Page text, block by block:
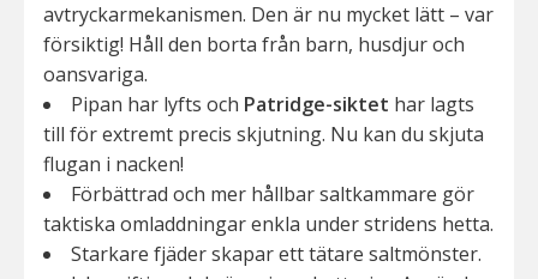
avtryckarmekanismen. Den är nu mycket lätt – var
försiktig! Håll den borta från barn, husdjur och
oansvariga.
Pipan har lyfts och Patridge-siktet har lagts
till för extremt precis skjutning. Nu kan du skjuta
flugan i nacken!
Förbättrad och mer hållbar saltkammare gör
taktiska omladdningar enkla under stridens hetta.
Starkare fjäder skapar ett tätare saltmönster.